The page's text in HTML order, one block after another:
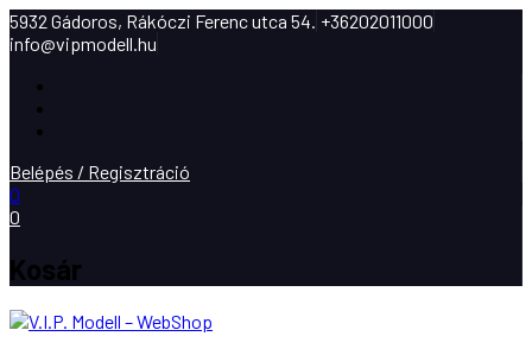
5932 Gádoros, Rákóczi Ferenc utca 54. +36202011000
info@vipmodell.hu
Belépés / Regisztráció
0
0
Kosár